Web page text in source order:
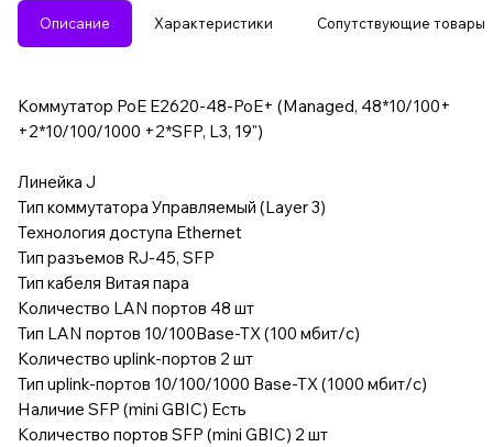
Описание Характеристики Сопутствующие товары
Коммутатор PoE E2620-48-PoE+ (Managed, 48*10/100+
+2*10/100/1000 +2*SFP, L3, 19")
Линейка J
Тип коммутатора Управляемый (Layer 3)
Технология доступа Ethernet
Тип разъемов RJ-45, SFP
Тип кабеля Витая пара
Количество LAN портов 48 шт
Тип LAN портов 10/100Base-TX (100 мбит/с)
Количество uplink-портов 2 шт
Тип uplink-портов 10/100/1000 Base-TX (1000 мбит/с)
Наличие SFP (mini GBIC) Есть
Количество портов SFP (mini GBIC) 2 шт